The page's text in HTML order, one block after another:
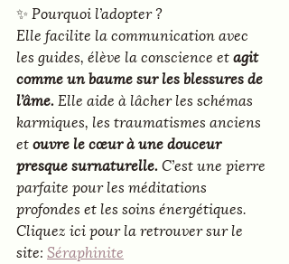
✨ Pourquoi l’adopter ?
Elle facilite la communication avec
les guides, élève la conscience et agit
comme un baume sur les blessures de
l’âme. Elle aide à lâcher les schémas
karmiques, les traumatismes anciens
et ouvre le cœur à une douceur
presque surnaturelle. C’est une pierre
parfaite pour les méditations
profondes et les soins énergétiques.
Cliquez ici pour la retrouver sur le
site: Séraphinite